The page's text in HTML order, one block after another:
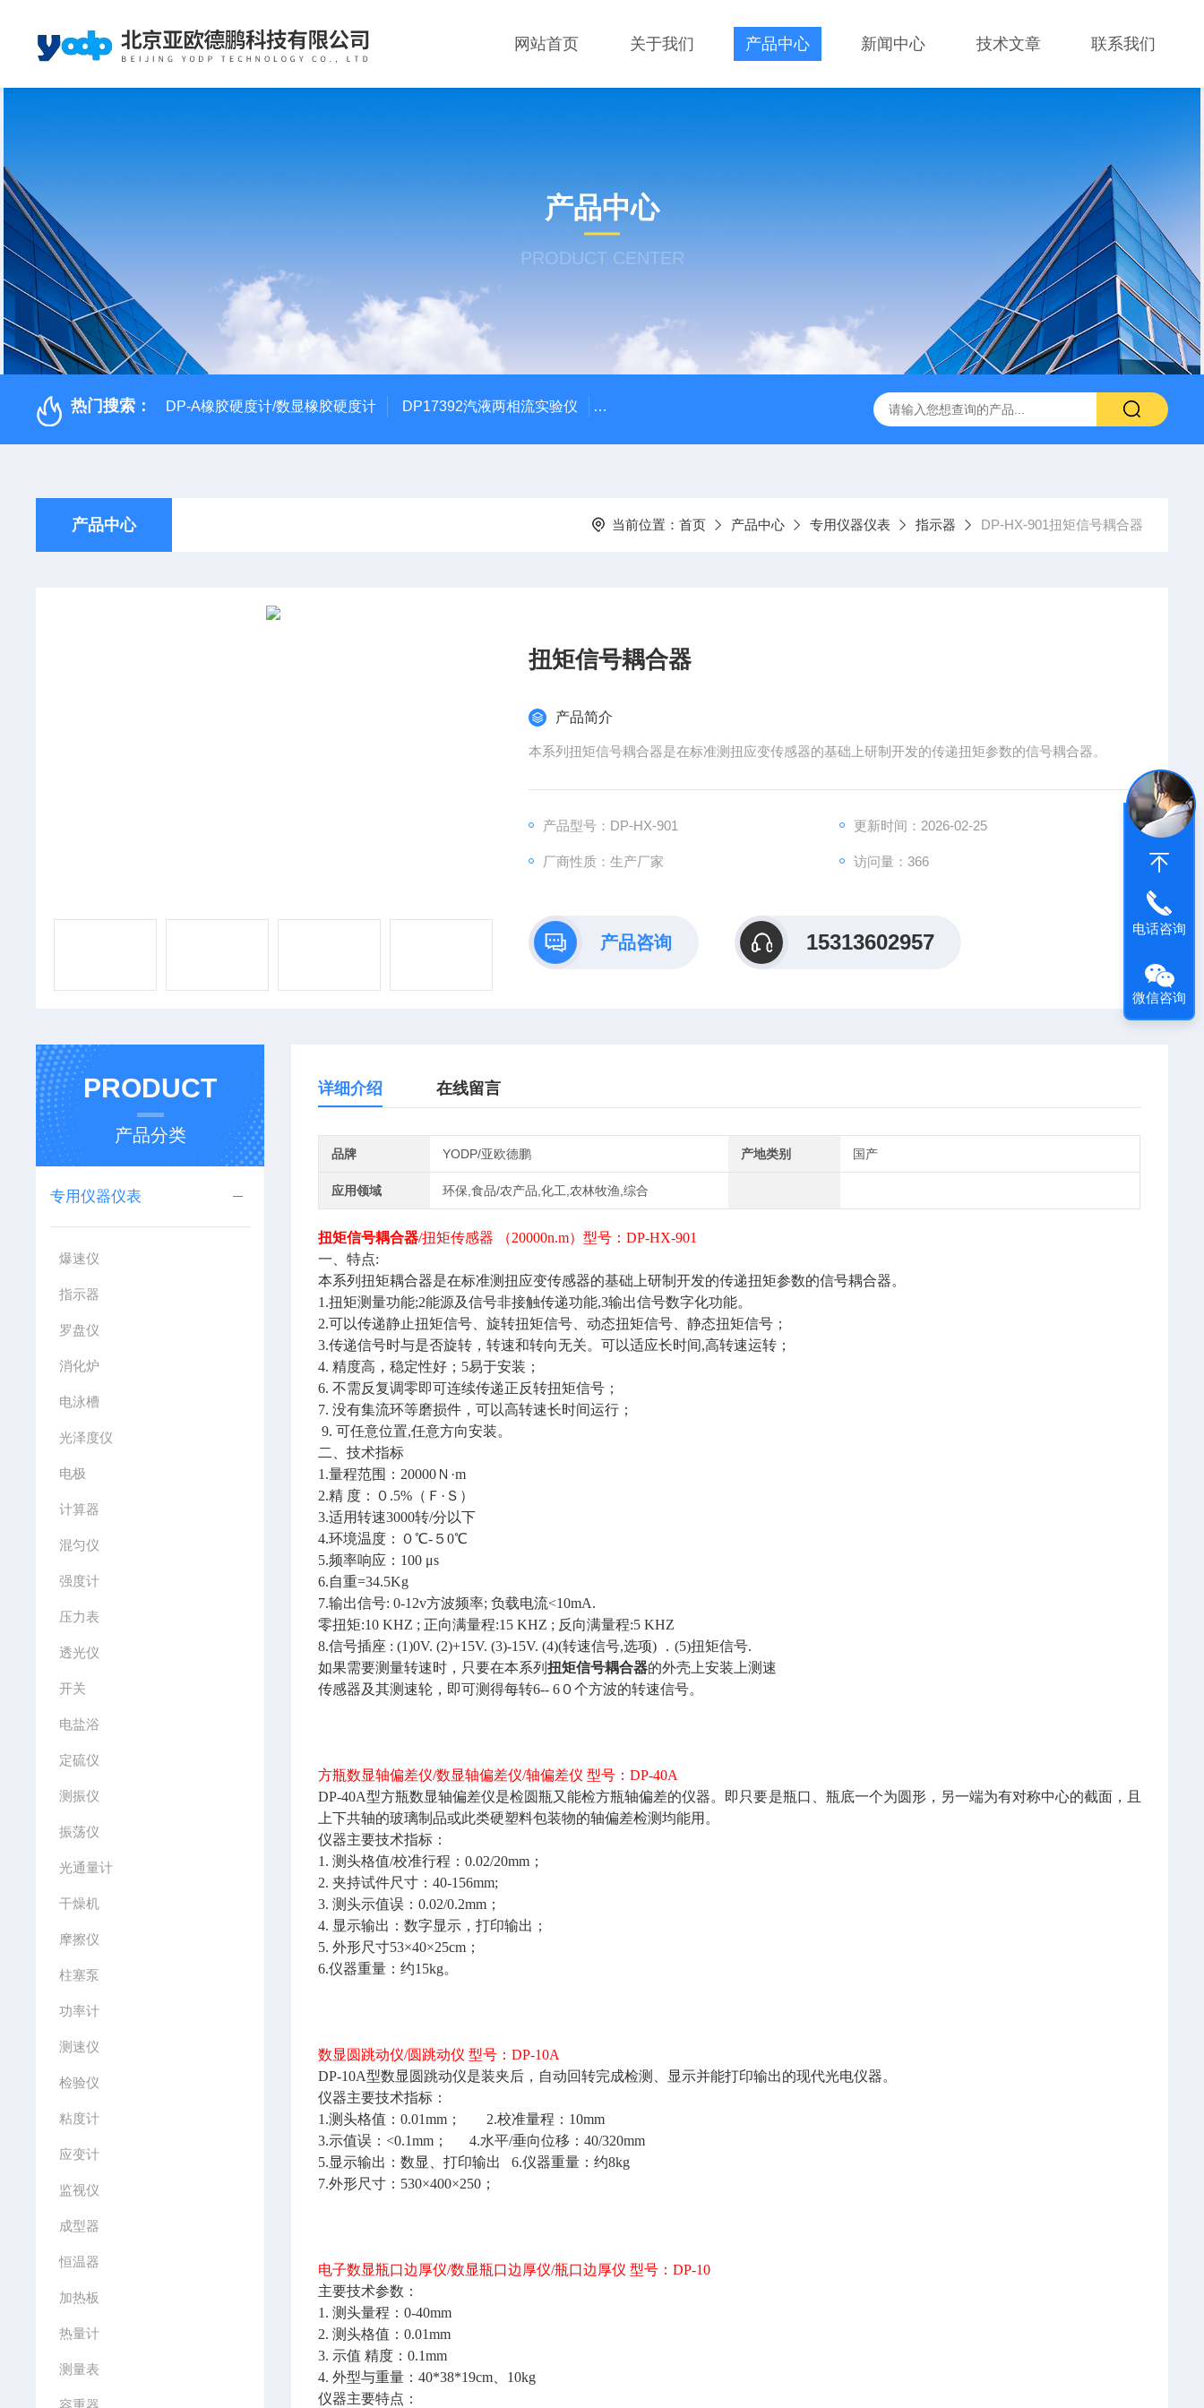
网站首页 关于我们 产品中心 新闻中心 技术文章 联系我们
产品中心
PRODUCT CENTER
热门搜索： DP-A橡胶硬度计/数显橡胶硬度计 DP17392汽液两相流实验仪 DP/DH807A光磁共振系统DP/DH807A DP-BCGY-1便携式测仪/测仪 DP-DFYF-109ZS
产品中心 当前位置： 首页 产品中心 专用仪器仪表 指示器 DP-HX-901扭矩信号耦合器
扭矩信号耦合器
产品简介
本系列扭矩信号耦合器是在标准测扭应变传感器的基础上研制开发的传递扭矩参数的信号耦合器。
产品型号：DP-HX-901 更新时间：2026-02-25
厂商性质：生产厂家 访问量：366
产品咨询 15313602957
PRODUCT
产品分类
专用仪器仪表
爆速仪
指示器
罗盘仪
消化炉
电泳槽
光泽度仪
电极
计算器
混匀仪
强度计
压力表
透光仪
开关
电盐浴
定硫仪
测振仪
振荡仪
光通量计
干燥机
摩擦仪
柱塞泵
功率计
测速仪
检验仪
粘度计
应变计
监视仪
成型器
恒温器
加热板
热量计
测量表
容重器
详细介绍 在线留言
品牌 YODP/亚欧德鹏 产地类别 国产
应用领域 环保,食品/农产品,化工,农林牧渔,综合
扭矩信号耦合器/扭矩传感器 （20000n.m）型号：DP-HX-901
一、特点:
本系列扭矩耦合器是在标准测扭应变传感器的基础上研制开发的传递扭矩参数的信号耦合器。
1.扭矩测量功能;2能源及信号非接触传递功能,3输出信号数字化功能。
2.可以传递静止扭矩信号、旋转扭矩信号、动态扭矩信号、静态扭矩信号；
3.传递信号时与是否旋转，转速和转向无关。可以适应长时间,高转速运转；
4. 精度高，稳定性好；5易于安装；
6. 不需反复调零即可连续传递正反转扭矩信号；
7. 没有集流环等磨损件，可以高转速长时间运行；
9. 可任意位置,任意方向安装。
二、技术指标
1.量程范围：20000Ｎ·m
2.精 度：０.5%（Ｆ·Ｓ）
3.适用转速3000转/分以下
4.环境温度：０℃-５0℃
5.频率响应：100 μs
6.自重=34.5Kg
7.输出信号: 0-12v方波频率; 负载电流<10mA.
零扭矩:10 KHZ ; 正向满量程:15 KHZ ; 反向满量程:5 KHZ
8.信号插座 : (1)0V. (2)+15V. (3)-15V. (4)(转速信号,选项) ．(5)扭矩信号.
如果需要测量转速时，只要在本系列扭矩信号耦合器的外壳上安装上测速
传感器及其测速轮，即可测得每转6-- 6０个方波的转速信号。
方瓶数显轴偏差仪/数显轴偏差仪/轴偏差仪 型号：DP-40A
DP-40A型方瓶数显轴偏差仪是检圆瓶又能检方瓶轴偏差的仪器。即只要是瓶口、瓶底一个为圆形，另一端为有对称中心的截面，且
上下共轴的玻璃制品或此类硬塑料包装物的轴偏差检测均能用。
仪器主要技术指标：
1. 测头格值/校准行程：0.02/20mm；
2. 夹持试件尺寸：40-156mm;
3. 测头示值误：0.02/0.2mm；
4. 显示输出：数字显示，打印输出；
5. 外形尺寸53×40×25cm；
6.仪器重量：约15kg。
数显圆跳动仪/圆跳动仪 型号：DP-10A
DP-10A型数显圆跳动仪是装夹后，自动回转完成检测、显示并能打印输出的现代光电仪器。
仪器主要技术指标：
1.测头格值：0.01mm； 2.校准量程：10mm
3.示值误：<0.1mm； 4.水平/垂向位移：40/320mm
5.显示输出：数显、打印输出 6.仪器重量：约8kg
7.外形尺寸：530×400×250；
电子数显瓶口边厚仪/数显瓶口边厚仪/瓶口边厚仪 型号：DP-10
主要技术参数：
1. 测头量程：0-40mm
2. 测头格值：0.01mm
3. 示值 精度：0.1mm
4. 外型与重量：40*38*19cm、10kg
仪器主要特点：
电话咨询
微信咨询